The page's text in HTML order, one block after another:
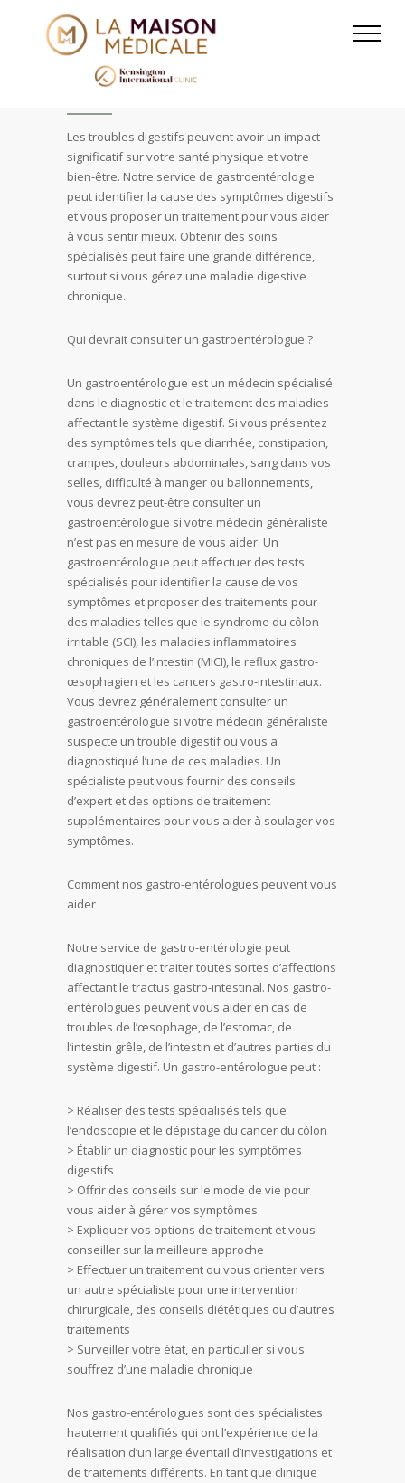
Les troubles digestifs peuvent avoir un impact
significatif sur votre santé physique et votre
bien-être. Notre service de gastroentérologie
peut identifier la cause des symptômes digestifs
et vous proposer un traitement pour vous aider
à vous sentir mieux. Obtenir des soins
spécialisés peut faire une grande différence,
surtout si vous gérez une maladie digestive
chronique.
Qui devrait consulter un gastroentérologue ?
Un gastroentérologue est un médecin spécialisé
dans le diagnostic et le traitement des maladies
affectant le système digestif. Si vous présentez
des symptômes tels que diarrhée, constipation,
crampes, douleurs abdominales, sang dans vos
selles, difficulté à manger ou ballonnements,
vous devrez peut-être consulter un
gastroentérologue si votre médecin généraliste
n’est pas en mesure de vous aider. Un
gastroentérologue peut effectuer des tests
spécialisés pour identifier la cause de vos
symptômes et proposer des traitements pour
des maladies telles que le syndrome du côlon
irritable (SCI), les maladies inflammatoires
chroniques de l’intestin (MICI), le reflux gastro-
œsophagien et les cancers gastro-intestinaux.
Vous devrez généralement consulter un
gastroentérologue si votre médecin généraliste
suspecte un trouble digestif ou vous a
diagnostiqué l’une de ces maladies. Un
spécialiste peut vous fournir des conseils
d’expert et des options de traitement
supplémentaires pour vous aider à soulager vos
symptômes.
Comment nos gastro-entérologues peuvent vous
aider
Notre service de gastro-entérologie peut
diagnostiquer et traiter toutes sortes d’affections
affectant le tractus gastro-intestinal. Nos gastro-
entérologues peuvent vous aider en cas de
troubles de l’œsophage, de l’estomac, de
l’intestin grêle, de l’intestin et d’autres parties du
système digestif. Un gastro-entérologue peut :
> Réaliser des tests spécialisés tels que
l’endoscopie et le dépistage du cancer du côlon
> Établir un diagnostic pour les symptômes
digestifs
> Offrir des conseils sur le mode de vie pour
vous aider à gérer vos symptômes
> Expliquer vos options de traitement et vous
conseiller sur la meilleure approche
> Effectuer un traitement ou vous orienter vers
un autre spécialiste pour une intervention
chirurgicale, des conseils diététiques ou d’autres
traitements
> Surveiller votre état, en particulier si vous
souffrez d’une maladie chronique
Nos gastro-entérologues sont des spécialistes
hautement qualifiés qui ont l’expérience de la
réalisation d’un large éventail d’investigations et
de traitements différents. En tant que clinique